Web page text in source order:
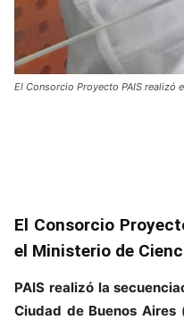
El Consorcio Proyecto PAIS realizó
El Consorcio
el Ministerio de
PAIS realizó la
Ciudad de Buenos